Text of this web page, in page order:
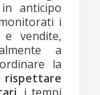
in anticipo
i
vendite,
a
la
rispettare